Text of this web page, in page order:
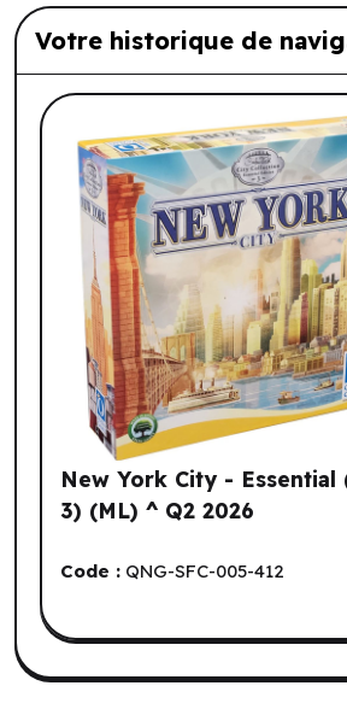
Votre historique de
Liste de produits
New York City - Essential
3) (ML) ^ Q2 2026
Code : QNG-SFC-005-412